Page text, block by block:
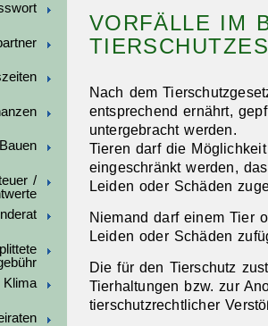
/
VORFÄLLE IM
Nach dem
entsprechend ernährt,
untergebracht werden.
Tieren darf die
eingeschränkt werden,
Leiden oder Schäden
Niemand darf einem Tier
Leiden oder Schäden
Die für den Tierschutz
Tierhaltungen bzw. zur
tierschutzrechtlicher